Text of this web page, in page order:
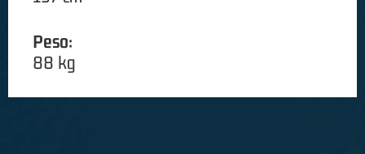
Peso:
88 kg